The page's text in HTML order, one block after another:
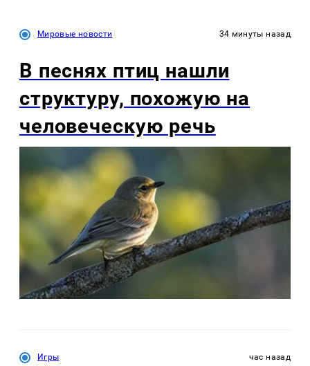
Мировые новости 34 минуты назад
В песнях птиц нашли
структуру, похожую на
человеческую речь
Игры час назад